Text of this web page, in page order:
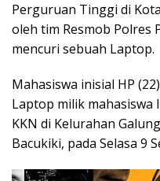
Perguruan Tinggi di
oleh tim Resmob Polres
mencuri sebuah Laptop.
Mahasiswa inisial HP
Laptop milik mahasiswa
KKN di Kelurahan
Bacukiki, pada Selasa 9